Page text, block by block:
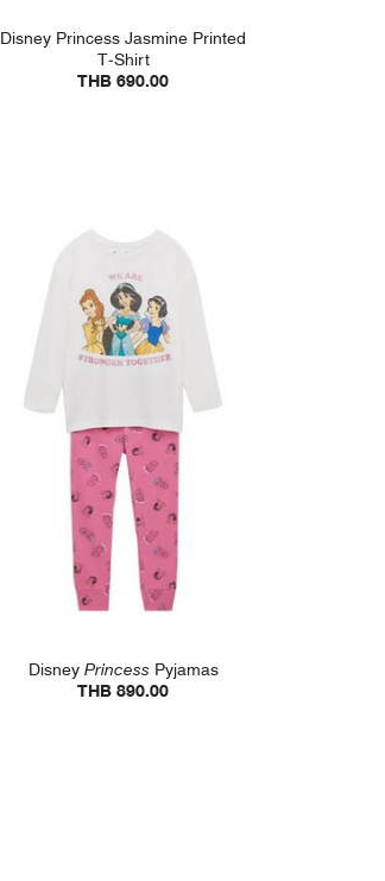
Disney Princess Jasmine Printed
T-Shirt
THB 690.00
DisneyPrincess Pyjamas
THB 890.00